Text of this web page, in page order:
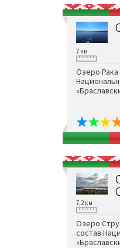
7 км
Озеро Рака
7,2 км
Озеро
состав